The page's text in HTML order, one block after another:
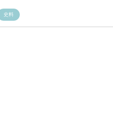
史料